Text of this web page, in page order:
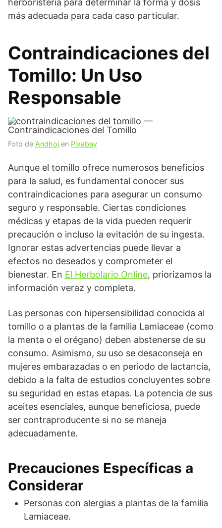
herboristería para determinar la forma y dosis
más adecuada para cada caso particular.
Contraindicaciones del
Tomillo: Un Uso
Responsable
Foto de Andhoj en Pixabay
Aunque el tomillo ofrece numerosos beneficios
para la salud, es fundamental conocer sus
contraindicaciones para asegurar un consumo
seguro y responsable. Ciertas condiciones
médicas y etapas de la vida pueden requerir
precaución o incluso la evitación de su ingesta.
Ignorar estas advertencias puede llevar a
efectos no deseados y comprometer el
bienestar. En El Herbolario Online, priorizamos la
información veraz y completa.
Las personas con hipersensibilidad conocida al
tomillo o a plantas de la familia Lamiaceae (como
la menta o el orégano) deben abstenerse de su
consumo. Asimismo, su uso se desaconseja en
mujeres embarazadas o en periodo de lactancia,
debido a la falta de estudios concluyentes sobre
su seguridad en estas etapas. La potencia de sus
aceites esenciales, aunque beneficiosa, puede
ser contraproducente si no se maneja
adecuadamente.
Precauciones Específicas a
Considerar
Personas con alergias a plantas de la familia
Lamiaceae.